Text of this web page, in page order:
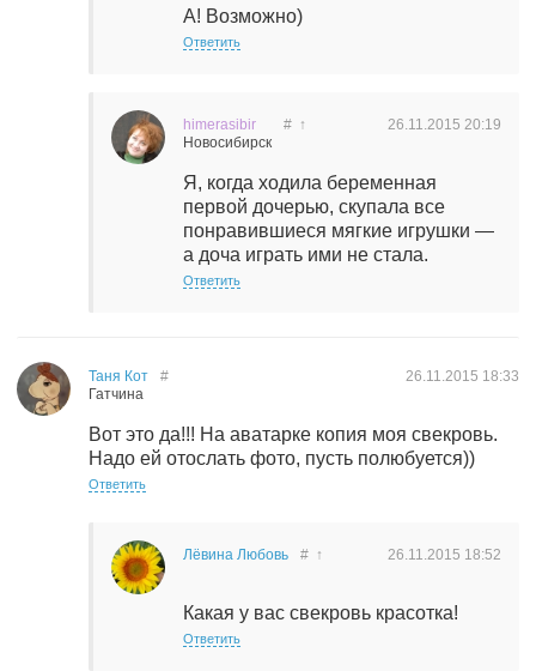
А! Возможно)
Ответить
himerasibir
Новосибирск
26.11.2015 20:19
# ↑
Я, когда ходила беременная
первой дочерью, скупала все
понравившиеся мягкие игрушки —
а доча играть ими не стала.
Ответить
Таня Кот
Гатчина
26.11.2015 18:33
#
Вот это да!!! На аватарке копия моя свекровь.
Надо ей отослать фото, пусть полюбуется))
Ответить
Лёвина Любовь 26.11.2015 18:52
# ↑
Какая у вас свекровь красотка!
Ответить